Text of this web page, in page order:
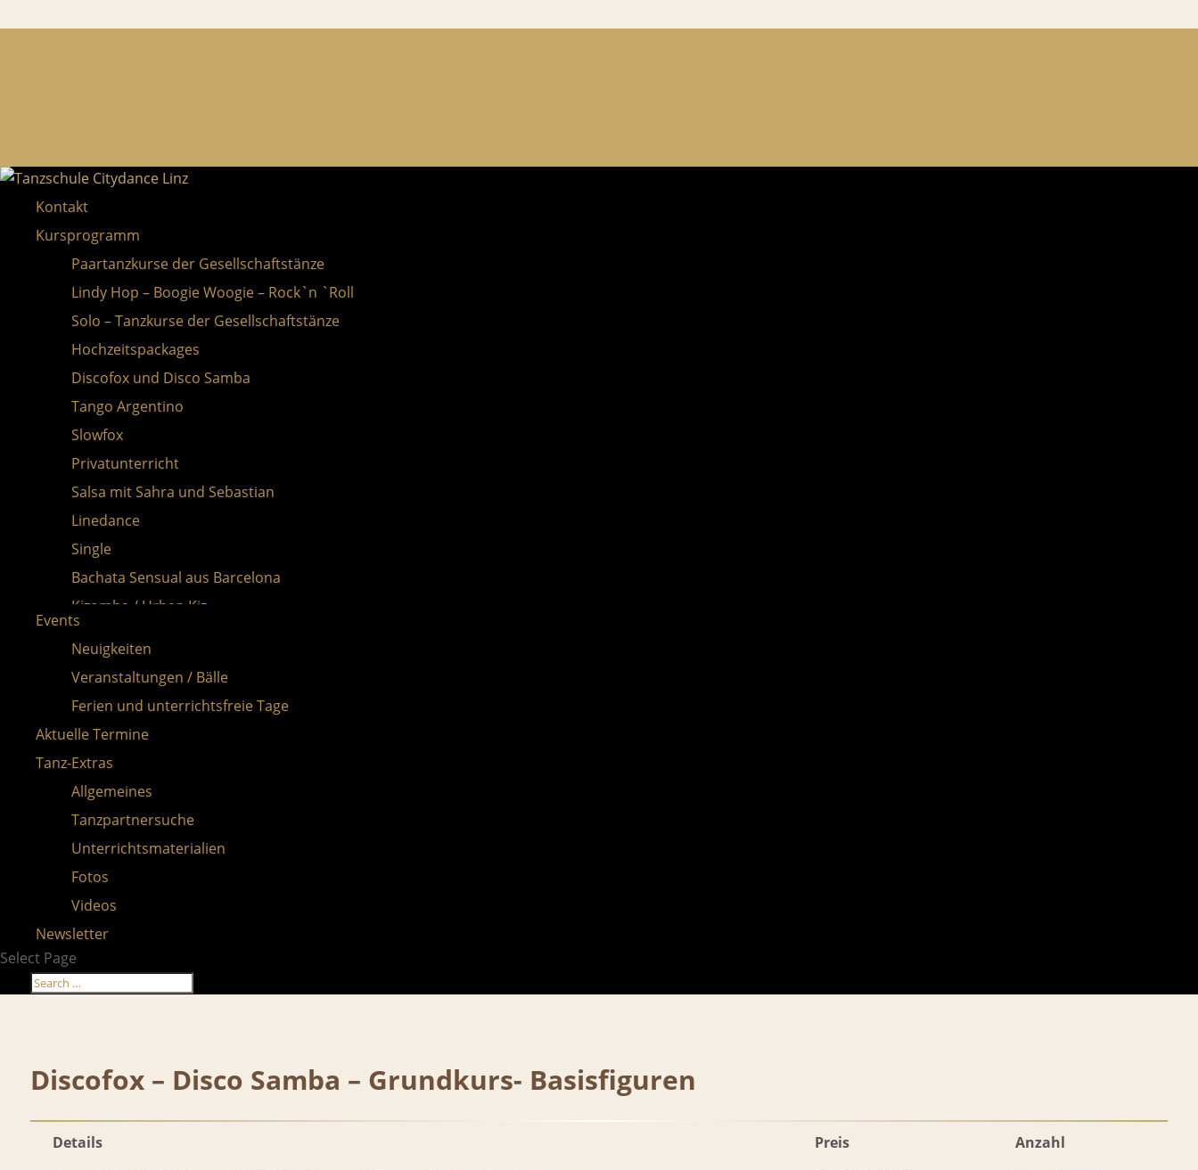
Kontakt
Kursprogramm
Paartanzkurse der Gesellschaftstänze
Lindy Hop – Boogie Woogie – Rock`n `Roll
Solo – Tanzkurse der Gesellschaftstänze
Hochzeitspackages
Discofox und Disco Samba
Tango Argentino
Slowfox
Privatunterricht
Salsa mit Sahra und Sebastian
Linedance
Single
Bachata Sensual aus Barcelona
Kizomba / Urban Kiz
Events
Neuigkeiten
Veranstaltungen / Bälle
Ferien und unterrichtsfreie Tage
Aktuelle Termine
Tanz-Extras
Allgemeines
Tanzpartnersuche
Unterrichtsmaterialien
Fotos
Videos
Newsletter
Select Page
Discofox – Disco Samba – Grundkurs- Basisfiguren
Details Preis
Anzahl